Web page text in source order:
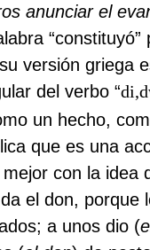
anunciar el
versión griega
del verbo “
un hecho,
que es una
con la idea
el don, porque
a unos dio (